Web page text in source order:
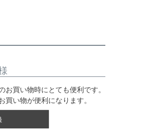
買い物時にとても便利です。
買い物が便利になります。